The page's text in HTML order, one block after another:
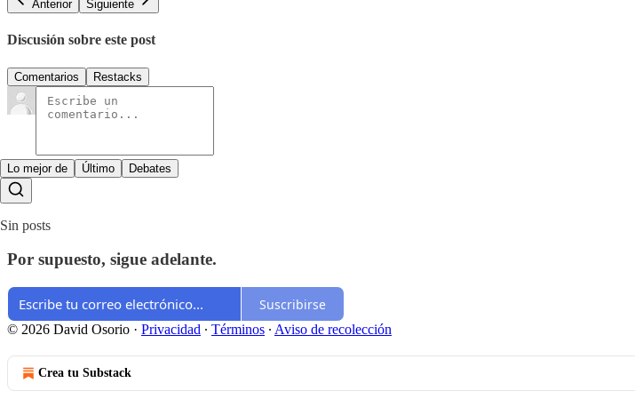
Anterior
Siguiente
Discusión sobre este post
Comentarios Restacks
Lo mejor de Último Debates
Sin posts
Por supuesto, sigue adelante.
Suscribirse
© 2026 David Osorio · Privacidad ∙ Términos ∙ Aviso de recolección
Crea tu Substack